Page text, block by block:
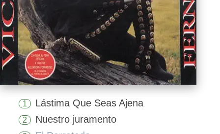
1 Lástima Que Seas Ajena
2 Nuestro juramento